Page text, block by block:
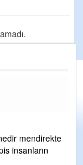
mendirekte
insanların